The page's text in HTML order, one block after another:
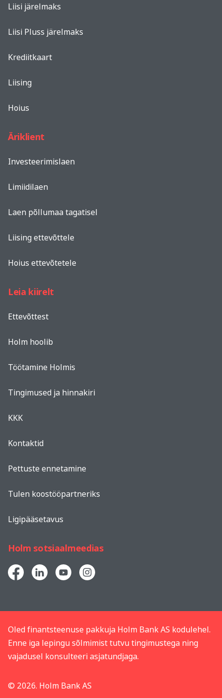
Liisi järelmaks
Liisi Pluss järelmaks
Krediitkaart
Liising
Hoius
Äriklient
Investeerimislaen
Limiidilaen
Laen põllumaa tagatisel
Liising ettevõttele
Hoius ettevõtetele
Leia kiirelt
Ettevõttest
Holm hoolib
Töötamine Holmis
Tingimused ja hinnakiri
KKK
Kontaktid
Pettuste ennetamine
Tulen koostööpartneriks
Ligipääsetavus
Holm sotsiaalmeedias
Oled finantsteenuse pakkuja Holm Bank AS kodulehel.
Enne iga lepingu sõlmimist tutvu tingimustega ning
vajadusel konsulteeri asjatundjaga.
© 2026. Holm Bank AS